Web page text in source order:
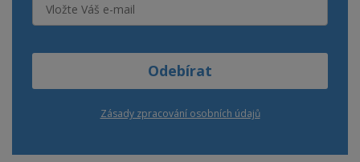
Odebírat
Zásady zpracování osobních údajů